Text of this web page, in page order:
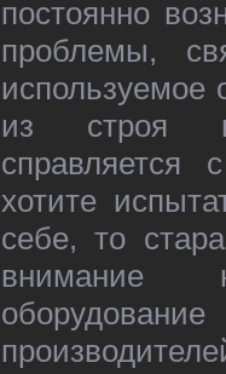
постоянно
проблемы,
используемое
из строя
справляется
хотите
себе, то
внимание